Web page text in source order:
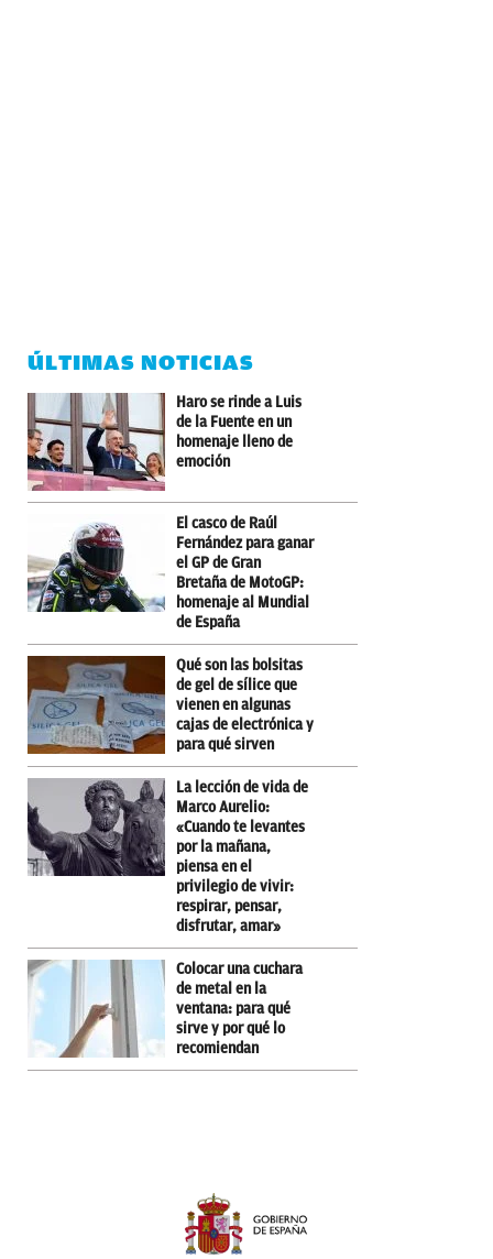
ÚLTIMAS NOTICIAS
Haro se rinde a Luis
de la Fuente en un
homenaje lleno de
emoción
El casco de Raúl
Fernández para ganar
el GP de Gran
Bretaña de MotoGP:
homenaje al Mundial
de España
Qué son las bolsitas
de gel de sílice que
vienen en algunas
cajas de electrónica y
para qué sirven
La lección de vida de
Marco Aurelio:
«Cuando te levantes
por la mañana,
piensa en el
privilegio de vivir:
respirar, pensar,
disfrutar, amar»
Colocar una cuchara
de metal en la
ventana: para qué
sirve y por qué lo
recomiendan